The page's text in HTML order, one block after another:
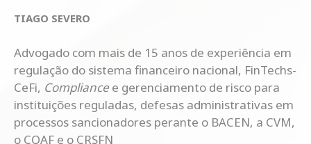
TIAGO SEVERO
Advogado com mais de 15 anos de experiência em
regulação do sistema financeiro nacional, FinTechs-
CeFi, Compliance e gerenciamento de risco para
instituições reguladas, defesas administrativas em
processos sancionadores perante o BACEN, a CVM,
o COAF e o CRSFN